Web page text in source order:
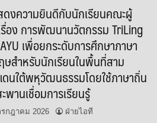
ดงความยินดีกับนักเรียนคณะผู้
อง การพัฒนานวัตกรรม TriLing
เพื่อยกระดับการศึกษาภาษา
ษสำหรับนักเรียนในพื้นที่สาม
ดนใต้พหุวัฒนธรรมโดยใช้ภาษาถิ่น
พานเชื่อมการเรียนรู้
รกฎาคม 2026 ฝ่ายไอที